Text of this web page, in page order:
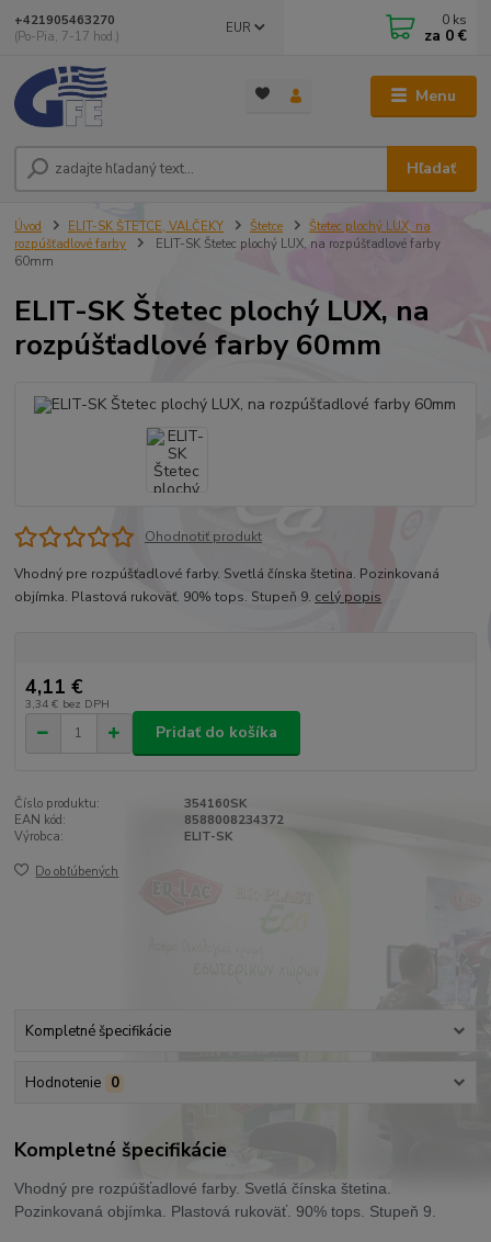
Menu
EUR
Hľadať
+421905463270
(Po-Pia, 7-17 hod.)
0 ks
za 0 €
Úvod ELIT-SK ŠTETCE, VALČEKY Štetce
Štetec plochý LUX, na
rozpúšťadlové farby
ELIT-SK Štetec plochý LUX, na rozpúšťadlové farby
60mm
ELIT-SK Štetec plochý LUX, na
rozpúšťadlové farby 60mm
Ohodnotiť produkt
Vhodný pre rozpúšťadlové farby. Svetlá čínska štetina. Pozinkovaná
objímka. Plastová rukoväť. 90% tops. Stupeň 9. celý popis
4,11 €
3,34 € bez DPH
Pridať do košíka
Číslo produktu:
354160SK
EAN kód:
8588008234372
Výrobca:
ELIT-SK
Do obľúbených
Kompletné špecifikácie
Hodnotenie 0
Kompletné špecifikácie
Vhodný pre rozpúšťadlové farby. Svetlá čínska štetina.
Pozinkovaná objímka. Plastová rukoväť. 90% tops. Stupeň 9.